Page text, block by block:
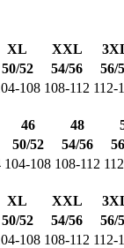
XL XXL
50/52 54/56
56/
108 108-112 112-
46 48
50/52 54/56
104-108 108-112
XL XXL
50/52 54/56
56/
108 108-112 112-